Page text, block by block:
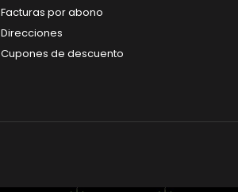
Facturas por abono
Direcciones
Cupones de descuento